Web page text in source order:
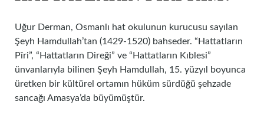
Uğur Derman, Osmanlı hat okulunun kurucusu sayılan
Şeyh Hamdullah’tan (1429-1520) bahseder. “Hattatların
Pîri”, “Hattatların Direği” ve “Hattatların Kıblesi”
ünvanlarıyla bilinen Şeyh Hamdullah, 15. yüzyıl boyunca
üretken bir kültürel ortamın hüküm sürdüğü şehzade
sancağı Amasya’da büyümüştür.